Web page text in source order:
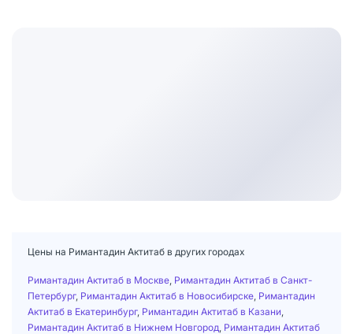
Цены на Римантадин Актитаб в других городах
Римантадин Актитаб в Москве Римантадин Актитаб в Санкт-
Петербург, Римантадин Актитаб в Новосибирске Римантадин
Актитаб в Екатеринбург, Римантадин Актитаб в Казани
Римантадин Актитаб в Нижнем Новгород Римантадин Актитаб